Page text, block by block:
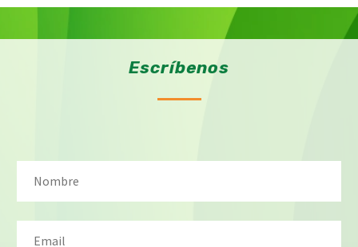
Escríbenos